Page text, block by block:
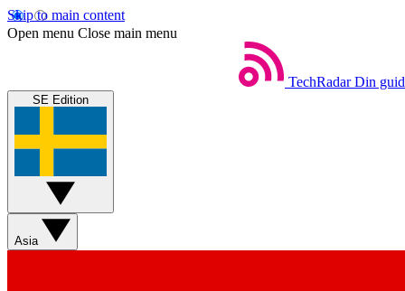
Skip to main content
Open menu Close main menu
TechRadar Din
SE Edition
Asia